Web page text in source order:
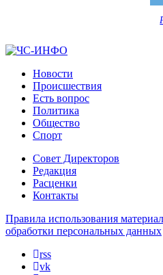
Новости
Происшествия
Есть вопрос
Политика
Общество
Спорт
Совет Директоров
Редакция
Расценки
Контакты
Правила использования
обработки персональных данных
rss
vk